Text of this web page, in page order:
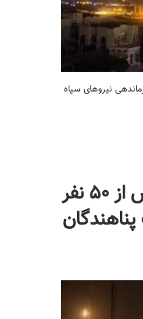
نیروهای سپاه
رسانه‌های فلسطینی: بیش از ۵۰ نفر